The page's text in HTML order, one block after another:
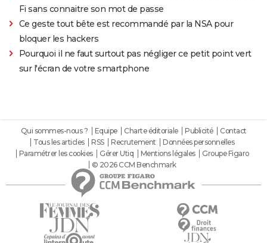
Fi sans connaitre son mot de passe
Ce geste tout bête est recommandé par la NSA pour
bloquer les hackers
Pourquoi il ne faut surtout pas négliger ce petit point vert
sur l'écran de votre smartphone
Qui sommes-nous ? Equipe Charte éditoriale Publicité
Contact
Tous les articles
RSS Recrutement
Données personnelles
Paramétrer les cookies
Gérer Utiq Mentions légales
Groupe Figaro
© 2026 CCM Benchmark